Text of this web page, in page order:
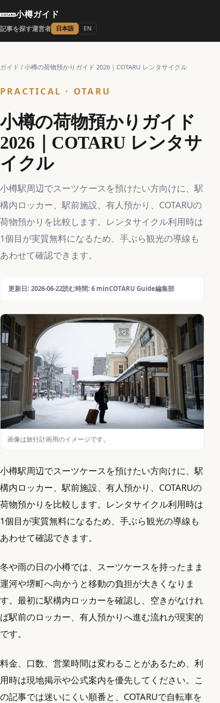
小樽ガイド
記事を探す運営者 日本語 EN
ガイド /小樽の荷物預かりガイド 2026｜COTARU レンタサイクル
PRACTICAL · OTARU
小樽の荷物預かりガイド
2026｜COTARU レンタサ
イクル
小樽駅周辺でスーツケースを預けたい方向けに、駅
構内ロッカー、駅前施設、有人預かり、COTARUの
荷物預かりを比較します。レンタサイクル利用時は
1個目が実質無料になるため、手ぶら観光の導線も
あわせて確認できます。
更新日: 2026-06-22読む時間: 6 minCOTARU Guide編集部
画像は旅行計画用のイメージです。
小樽駅周辺でスーツケースを預けたい方向けに、駅
構内ロッカー、駅前施設、有人預かり、COTARUの
荷物預かりを比較します。レンタサイクル利用時は
1個目が実質無料になるため、手ぶら観光の導線も
あわせて確認できます。
冬や雨の日の小樽では、スーツケースを持ったまま
運河や堺町へ向かうと移動の負担が大きくなりま
す。最初に駅構内ロッカーを確認し、空きがなけれ
ば駅前のロッカー、有人預かりへ進む流れが現実的
です。
料金、口数、営業時間は変わることがあるため、利
用時は現地掲示や公式案内を優先してください。こ
の記事では迷いにくい順番と、COTARUで自転車を